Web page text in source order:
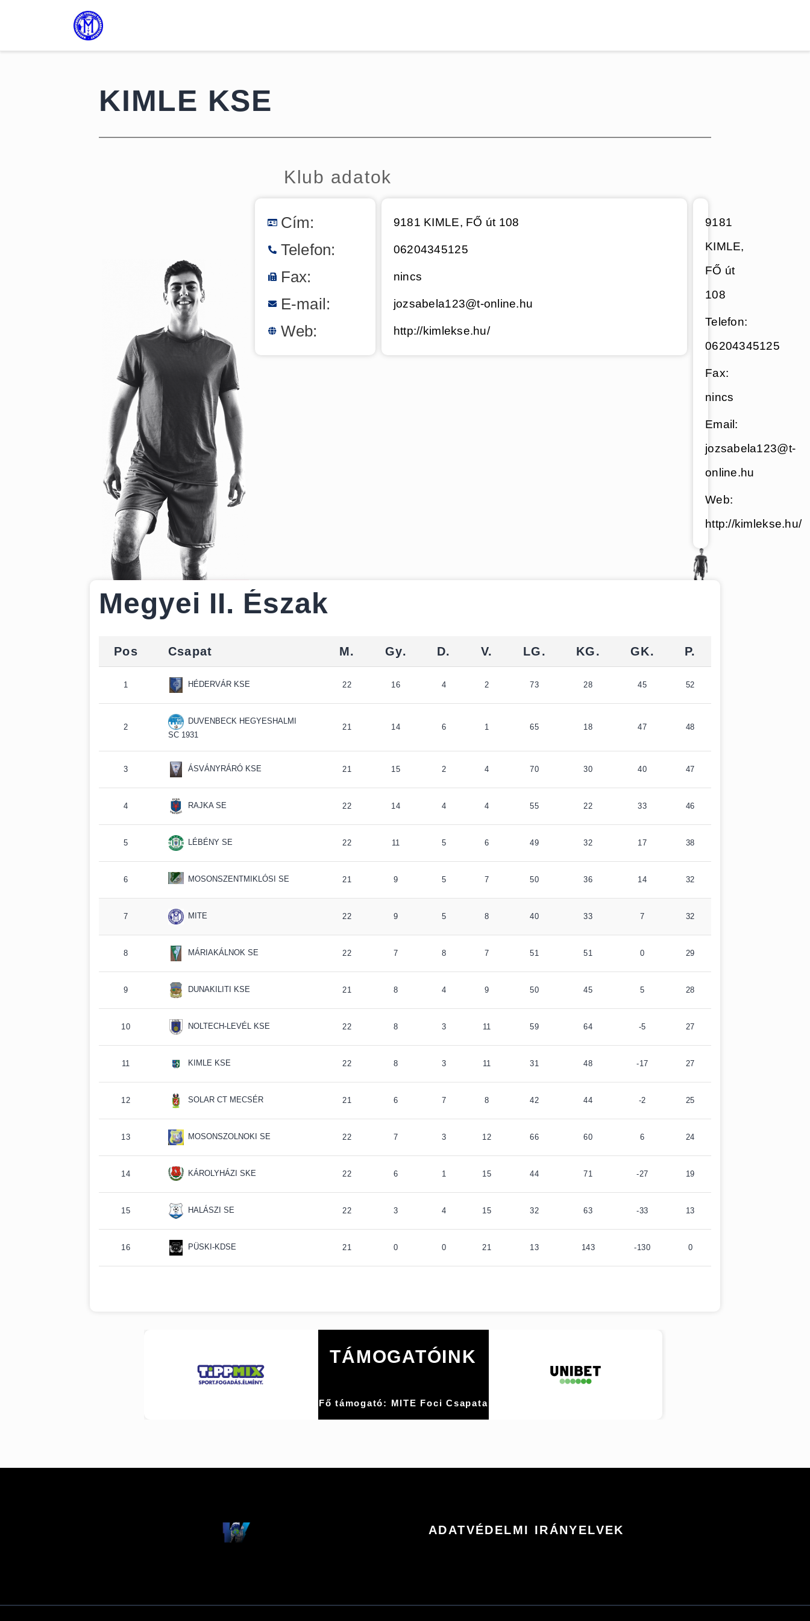
Csapatok
KIMLE KSE
Klub adatok
Cím:
Telefon:
Fax:
E-mail:
Web:
9181 KIMLE, FŐ út 108
06204345125
nincs
jozsabela123@t-online.hu
http://kimlekse.hu/
9181
KIMLE,
FŐ út
108
Telefon:
06204345125
Fax:
nincs
Email:
jozsabela123@t-
online.hu
Web:
http://kimlekse.hu/
Megyei II. Észak
Pos Csapat M. Gy. D. V. LG. KG. GK. P.
1 HÉDERVÁR KSE 22 16 4 2 73 28 45 52
2
DUVENBECK HEGYESHALMI
SC 1931
21 14 6 1 65 18 47 48
3 ÁSVÁNYRÁRÓ KSE 21 15 2 4 70 30 40 47
4 RAJKA SE 22 14 4 4 55 22 33 46
5 LÉBÉNY SE 22 11 5 6 49 32 17 38
6 MOSONSZENTMIKLÓSI SE 21 9 5 7 50 36 14 32
7 MITE 22 9 5 8 40 33 7 32
8 MÁRIAKÁLNOK SE 22 7 8 7 51 51 0 29
9 DUNAKILITI KSE 21 8 4 9 50 45 5 28
10 NOLTECH-LEVÉL KSE 22 8 3 11 59 64 -5 27
11 KIMLE KSE 22 8 3 11 31 48 -17 27
12 SOLAR CT MECSÉR 21 6 7 8 42 44 -2 25
13 MOSONSZOLNOKI SE 22 7 3 12 66 60 6 24
14 KÁROLYHÁZI SKE 22 6 1 15 44 71 -27 19
15 HALÁSZI SE 22 3 4 15 32 63 -33 13
16 PÜSKI-KDSE 21 0 0 21 13 143 -130 0
TÁMOGATÓINK
Fő támogató: MITE Foci Csapata
ADATVÉDELMI IRÁNYELVEK